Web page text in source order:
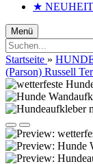
★
Menü
Startseite »
(Parson) Russell